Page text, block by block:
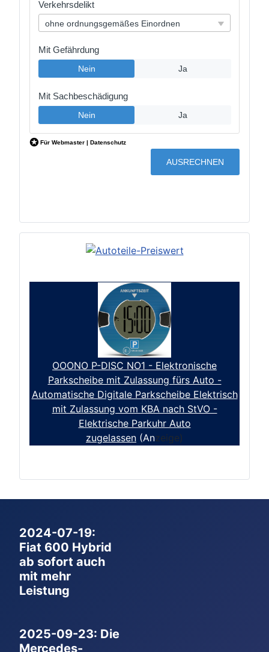
OOONO P-DISC NO1 - Elektronische
Parkscheibe mit Zulassung fürs Auto -
Automatische Digitale Parkscheibe Elektrisch
mit Zulassung vom KBA nach StVO -
Elektrische Parkuhr Auto
zugelassen (Anzeige)
2024-07-19:
Fiat 600 Hybrid
ab sofort auch
mit mehr
Leistung
2025-09-23: Die
Mercedes-